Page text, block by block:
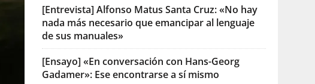
[Entrevista] Alfonso Matus Santa Cruz: «No hay
nada más necesario que emancipar al lenguaje
de sus manuales»
[Ensayo] «En conversación con Hans-Georg
Gadamer»: Ese encontrarse a sí mismo